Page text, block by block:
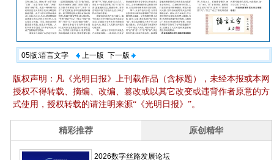
05版:语言文字 上一版 下一版
版权声明：凡《光明日报》上刊载作品（含标题），未经本报或本网
授权不得转载、摘编、改编、篡改或以其它改变或违背作者原意的方
式使用，授权转载的请注明来源“《光明日报》”。